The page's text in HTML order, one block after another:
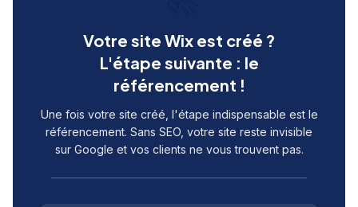
Votre site Wix est créé ?
L'étape suivante : le
référencement !
Une fois votre site créé, l'étape indispensable est le
référencement. Sans SEO, votre site reste invisible
sur Google et vos clients ne vous trouvent pas.